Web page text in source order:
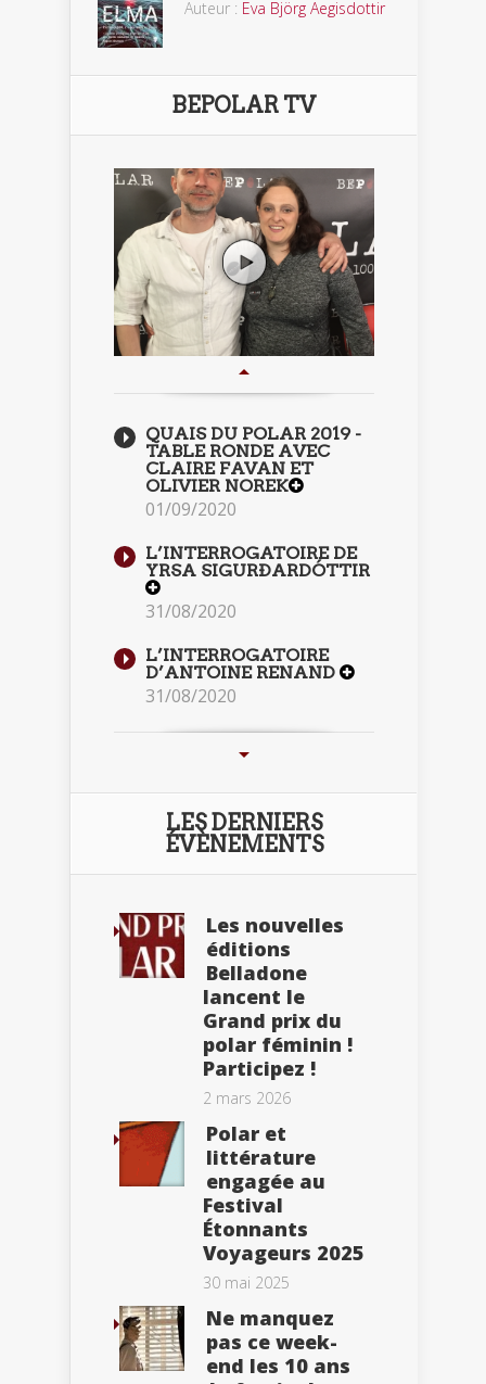
Auteur : Eva Björg Aegisdottir
BEPOLAR TV
QUAIS DU POLAR 2019 -
TABLE RONDE AVEC
CLAIRE FAVAN ET
OLIVIER NOREK
01/09/2020
L’INTERROGATOIRE DE
YRSA SIGURÐARDÓTTIR
31/08/2020
L’INTERROGATOIRE
D’ANTOINE RENAND
31/08/2020
LES DERNIERS
ÉVÈNEMENTS
Les nouvelles
éditions
Belladone
lancent le
Grand prix du
polar féminin !
Participez !
2 mars 2026
Polar et
littérature
engagée au
Festival
Étonnants
Voyageurs 2025
30 mai 2025
Ne manquez
pas ce week-
end les 10 ans